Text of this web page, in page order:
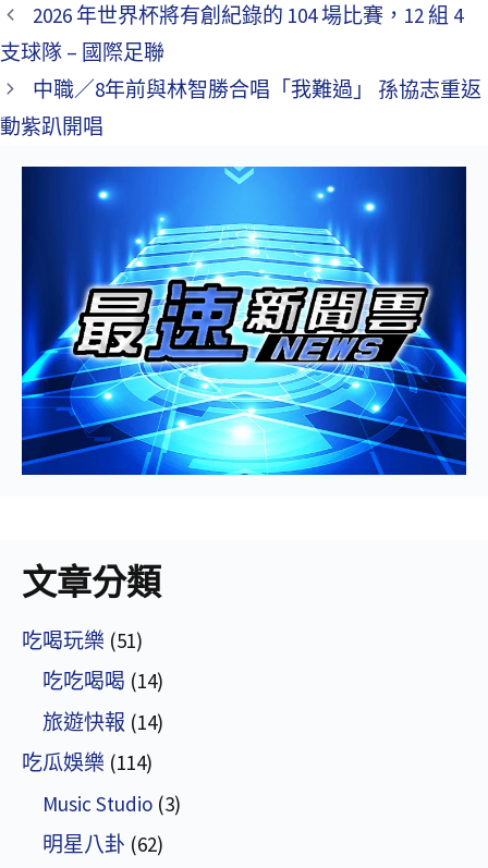
2026 年世界杯將有創紀錄的 104 場比賽，12 組 4
支球隊 – 國際足聯
中職／8年前與林智勝合唱「我難過」 孫協志重返
動紫趴開唱
文章分類
吃喝玩樂 (51)
吃吃喝喝 (14)
旅遊快報 (14)
吃瓜娛樂 (114)
Music Studio (3)
明星八卦 (62)